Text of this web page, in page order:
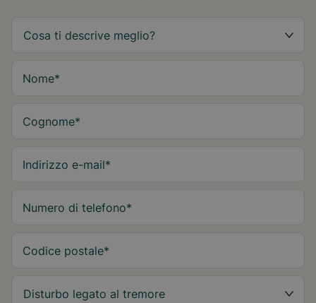
Nome*
Cognome*
Indirizzo e-mail*
Numero di telefono*
Codice postale*